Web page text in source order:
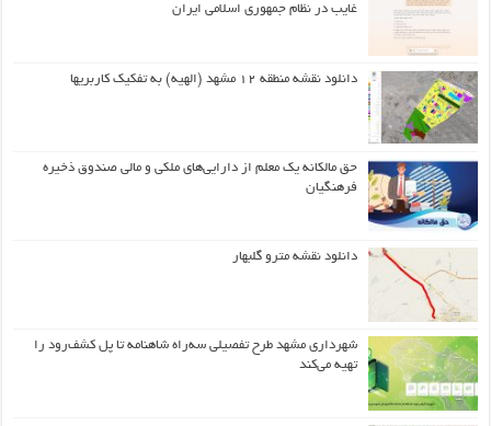
غایب در نظام جمهوری اسلامی ایران
دانلود نقشه منطقه ۱۲ مشهد (الهیه) به تفکیک کاربریها
حق مالکانه یک معلم از دارایی‌های ملکی و مالی صندوق ذخیره
فرهنگیان
دانلود نقشه مترو گلبهار
شهرداری مشهد طرح تفصیلی سه‌راه شاهنامه تا پل کشف‌رود را
تهیه می‌کند